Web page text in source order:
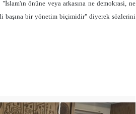
önüne veya arkasına ne demokrasi, ne
başına bir yönetim biçimidir" diyerek sözlerini